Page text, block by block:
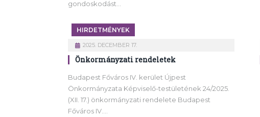
gondoskodást…
HIRDETMÉNYEK
2025. DECEMBER 17.
Önkormányzati rendeletek
Budapest Főváros IV. kerület Újpest
Önkormányzata Képviselő-testületének 24/2025.
(XII. 17.) önkormányzati rendelete Budapest
Főváros IV.…